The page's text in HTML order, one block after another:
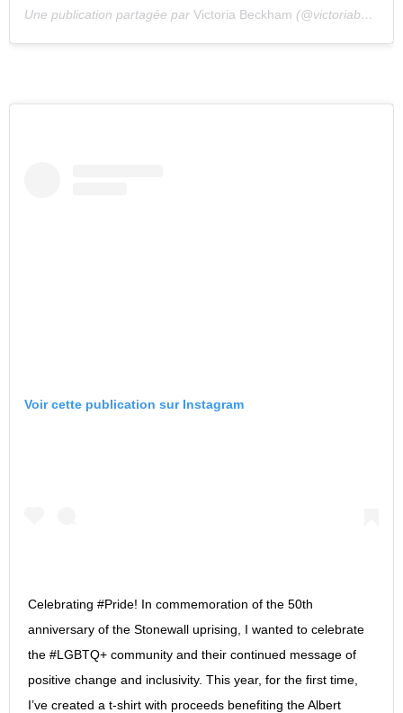
Une publication partagée par Victoria Beckham (@victoriabeckham) le
Voir cette publication sur Instagram
Celebrating #Pride! In commemoration of the 50th
anniversary of the Stonewall uprising, I wanted to celebrate
the #LGBTQ+ community and their continued message of
positive change and inclusivity. This year, for the first time,
I’ve created a t-shirt with proceeds benefiting the Albert